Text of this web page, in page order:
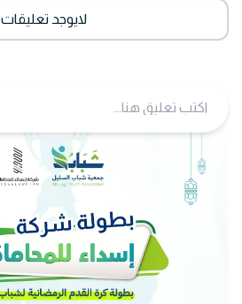
لايوجد تعليقات